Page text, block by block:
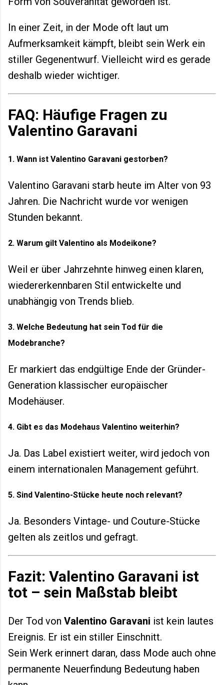
In einer Zeit, in der Mode oft laut um
Aufmerksamkeit kämpft, bleibt sein Werk ein
stiller Gegenentwurf. Vielleicht wird es gerade
deshalb wieder wichtiger.
FAQ: Häufige Fragen zu
Valentino Garavani
1. Wann ist Valentino Garavani gestorben?
Valentino Garavani starb heute im Alter von 93
Jahren. Die Nachricht wurde vor wenigen
Stunden bekannt.
2. Warum gilt Valentino als Modeikone?
Weil er über Jahrzehnte hinweg einen klaren,
wiedererkennbaren Stil entwickelte und
unabhängig von Trends blieb.
3. Welche Bedeutung hat sein Tod für die
Modebranche?
Er markiert das endgültige Ende der Gründer-
Generation klassischer europäischer
Modehäuser.
4. Gibt es das Modehaus Valentino weiterhin?
Ja. Das Label existiert weiter, wird jedoch von
einem internationalen Management geführt.
5. Sind Valentino-Stücke heute noch relevant?
Ja. Besonders Vintage- und Couture-Stücke
gelten als zeitlos und gefragt.
Fazit: Valentino Garavani ist
tot – sein Maßstab bleibt
Der Tod von Valentino Garavani ist kein lautes
Ereignis. Er ist ein stiller Einschnitt.
Sein Werk erinnert daran, dass Mode auch ohne
permanente Neuerfindung Bedeutung haben